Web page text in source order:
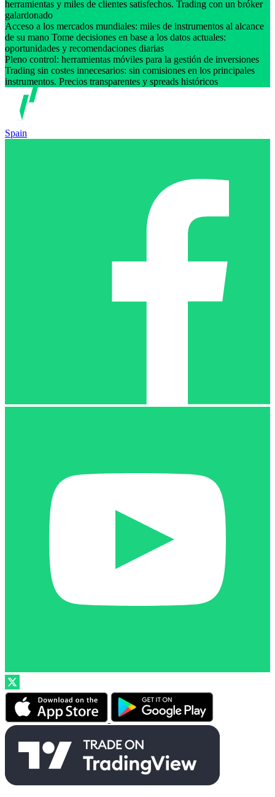
herramientas y miles de clientes satisfechos. Trading con un bróker
galardonado
Acceso a los mercados mundiales: miles de instrumentos al alcance
de su mano Tome decisiones en base a los datos actuales:
oportunidades y recomendaciones diarias
Pleno control: herramientas móviles para la gestión de inversiones
Trading sin costes innecesarios: sin comisiones en los principales
instrumentos. Precios transparentes y spreads históricos
Spain